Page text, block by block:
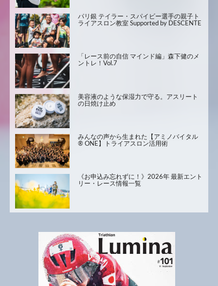
パリ銀 テイラー・スパイビー選手の親子ト
ライアスロン教室 Supported by DESCENTE
「レース前の自信 マインド編」森下健のメ
ントレ！Vol.7
美容液のような保湿力で守る。アスリート
の日焼け止め
みんなの声から生まれた【アミノバイタル
® ONE】トライアスロン活用術
《お申込み忘れずに！》2026年 最新エント
リー・レース情報一覧